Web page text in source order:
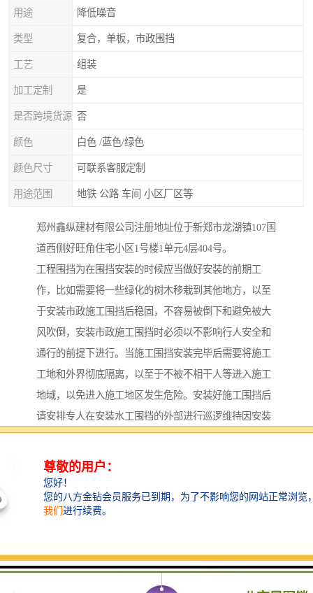
用途 降低噪音
类型 复合，单板，市政围挡
工艺 组装
加工定制 是
是否跨境货源 否
颜色 白色 /蓝色/绿色
颜色尺寸 可联系客服定制
用途范围 地铁 公路 车间 小区厂区等
郑州鑫纵建材有限公司注册地址位于新郑市龙湖镇107国
道西侧好旺角住宅小区1号楼1单元4层404号。
工程围挡为在围挡安装的时候应当做好安装的前期工
作，比如需要将一些绿化的树木移栽到其他地方，以至
于安装市政施工围挡后稳固，不容易被倒下和避免被大
风吹倒，安装市政施工围挡时必须以不影响行人安全和
通行的前提下进行。当施工围挡安装完毕后需要将施工
工地和外界彻底隔离，以至于不被不相干人等进入施工
地域，以免进入施工地区发生危险。安装好施工围挡后
请安排专人在安装水工围挡的外部进行巡逻维持因安装
围挡引起道路不便的次序。强调一点在市政施工围挡附
近禁止摆放杂物，泥土等不想关的东西，保持市政施工
围挡的整洁美观，而不影响市容市貌。